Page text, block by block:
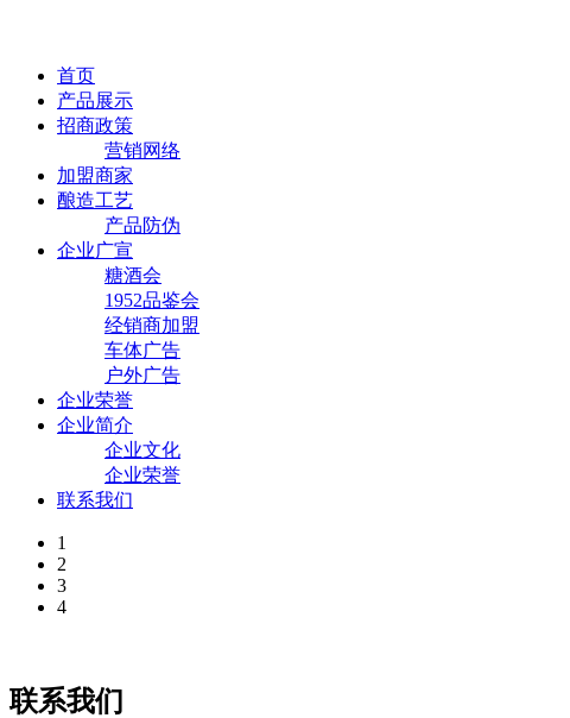
首页
产品展示
招商政策
营销网络
加盟商家
酿造工艺
产品防伪
企业广宣
糖酒会
1952品鉴会
经销商加盟
车体广告
户外广告
企业荣誉
企业简介
企业文化
企业荣誉
联系我们
1
2
3
4
联系我们